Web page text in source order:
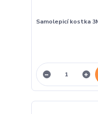
Samolepicí kostka